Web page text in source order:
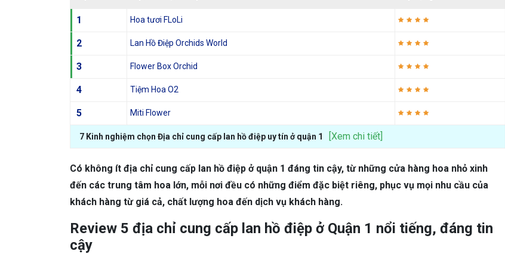
1 Hoa tươi FLoLi
2 Lan Hồ Điệp Orchids World
3 Flower Box Orchid
4 Tiệm Hoa O2
5 Miti Flower
7 Kinh nghiệm chọn Địa chỉ cung cấp lan hồ điệp uy tín ở quận 1 [Xem chi tiết]
Có không ít địa chỉ cung cấp lan hồ điệp ở quận 1 đáng tin cậy, từ những cửa hàng hoa nhỏ xinh
đến các trung tâm hoa lớn, mỗi nơi đều có những điểm đặc biệt riêng, phục vụ mọi nhu cầu của
khách hàng từ giá cả, chất lượng hoa đến dịch vụ khách hàng.
Review 5 địa chỉ cung cấp lan hồ điệp ở Quận 1 nổi tiếng, đáng tin
cậy